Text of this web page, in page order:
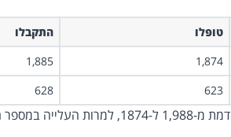
טופלו
התקבלו
1,874
1,885
623
628
כמות התלונות ירדה ביחס לשנה קודמת מ-1,988 ל-